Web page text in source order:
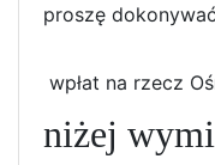
proszę dokonywać
wpłat na rzecz
niżej